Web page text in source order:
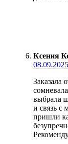
Ксения
08.09.2025
Заказала
выбрала
и связь с
пришли